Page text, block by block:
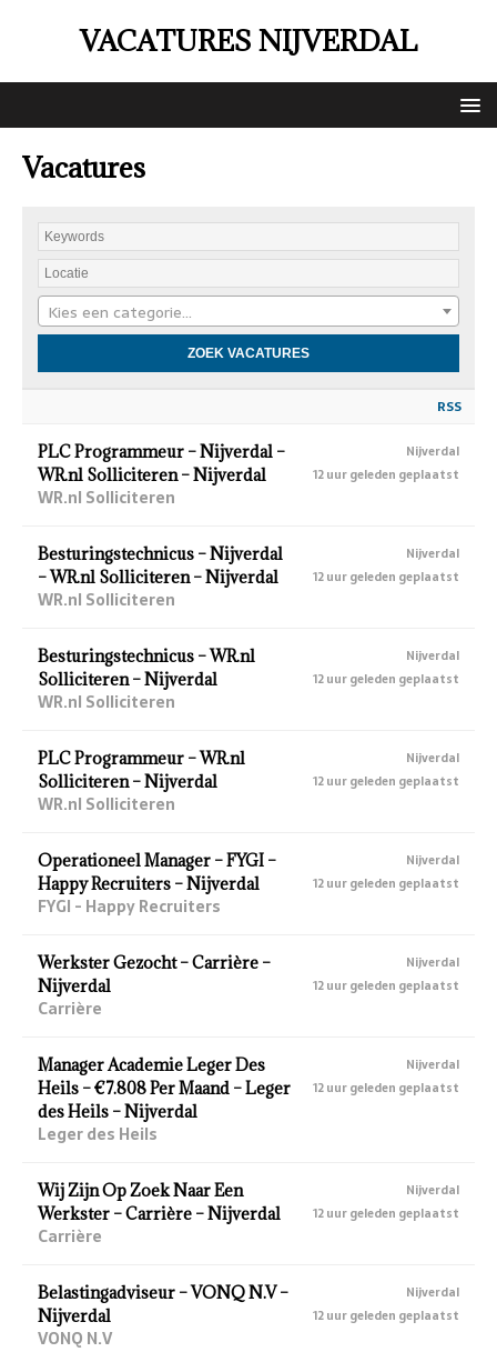
VACATURES NIJVERDAL
Vacatures
Kies een categorie…
RSS
PLC Programmeur – Nijverdal –
WR.nl Solliciteren – Nijverdal
WR.nl Solliciteren
Nijverdal
12 uur geleden geplaatst
Besturingstechnicus – Nijverdal
– WR.nl Solliciteren – Nijverdal
WR.nl Solliciteren
Nijverdal
12 uur geleden geplaatst
Besturingstechnicus – WR.nl
Solliciteren – Nijverdal
WR.nl Solliciteren
Nijverdal
12 uur geleden geplaatst
PLC Programmeur – WR.nl
Solliciteren – Nijverdal
WR.nl Solliciteren
Nijverdal
12 uur geleden geplaatst
Operationeel Manager – FYGI –
Happy Recruiters – Nijverdal
FYGI - Happy Recruiters
Nijverdal
12 uur geleden geplaatst
Werkster Gezocht – Carrière –
Nijverdal
Carrière
Nijverdal
12 uur geleden geplaatst
Manager Academie Leger Des
Heils – €7.808 Per Maand – Leger
des Heils – Nijverdal
Leger des Heils
Nijverdal
12 uur geleden geplaatst
Wij Zijn Op Zoek Naar Een
Werkster – Carrière – Nijverdal
Carrière
Nijverdal
12 uur geleden geplaatst
Belastingadviseur – VONQ N.V –
Nijverdal
VONQ N.V
Nijverdal
12 uur geleden geplaatst